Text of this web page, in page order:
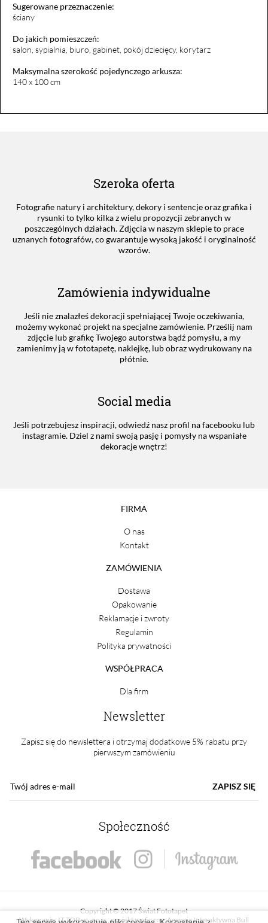
Sugerowane przeznaczenie:
ściany
Do jakich pomieszczeń:
salon, sypialnia, biuro, gabinet, pokój dziecięcy, korytarz
Maksymalna szerokość pojedynczego arkusza:
140 x 100 cm
Szeroka oferta
Fotografie natury i architektury, dekory i sentencje oraz grafika i
rysunki to tylko kilka z wielu propozycji zebranych w
poszczególnych działach. Zdjęcia w naszym sklepie to prace
uznanych fotografów, co gwarantuje wysoką jakość i oryginalność
wzorów.
Zamówienia indywidualne
Jeśli nie znalazłeś dekoracji spełniającej Twoje oczekiwania,
możemy wykonać projekt na specjalne zamówienie. Prześlij nam
zdjęcie lub grafikę Twojego autorstwa bądź pomysłu, a my
zamienimy ją w fototapetę, naklejkę, lub obraz wydrukowany na
płótnie.
Social media
Jeśli potrzebujesz inspiracji, odwiedź nasz profil na facebooku lub
instagramie. Dziel z nami swoją pasję i pomysły na wspaniałe
dekoracje wnętrz!
FIRMA
O nas
Kontakt
ZAMÓWIENIA
Dostawa
Opakowanie
Reklamacje i zwroty
Regulamin
Polityka prywatności
WSPÓŁPRACA
Dla firm
Newsletter
Zapisz się do newslettera i otrzymaj dodatkowe 5% rabatu przy
pierwszym zamówieniu
ZAPISZ SIĘ
Społeczność
Copyright © 2017 Świat Fototapet
Wykonanie: IT TOP sp. z o.o. , projekt graficzny:Agencja Interaktywna Bull